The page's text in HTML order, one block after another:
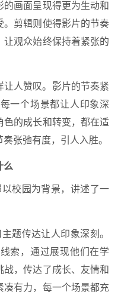
画面呈现得更为生动和
。剪辑则使得影片的节奏
让观众始终保持着紧张的
让人赞叹。影片的节奏紧
一个场景都让人印象深
色的成长和转变，都在适
张弛有度，引人入胜。
么
校园为背景，讲述了一
题传达让人印象深刻。
索，通过展现他们在学
战，传达了成长、友情和
凑有力，每一个场景都充